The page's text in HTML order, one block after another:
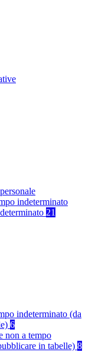
indeterminato
21
indeterminato (da
6
non a tempo
in tabelle) 8